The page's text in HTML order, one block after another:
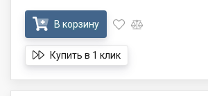
В корзину
Купить в 1 клик